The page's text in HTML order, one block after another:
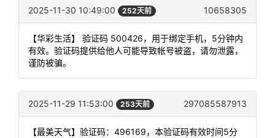
2025-11-30 10:49:00 252天前 10658305
【华彩生活】 验证码 500426，用于绑定手机，5分钟内
有效。验证码提供给他人可能导致帐号被盗，请勿泄露，
谨防被骗。
2025-11-29 11:53:00 253天前 297085587913
【最美天气】验证码：496169，本验证码有效时间5分